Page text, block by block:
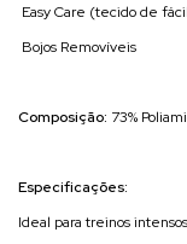
Easy Care (tecido de
Bojos Removíveis
Composição: 73%
Especificações:
Ideal para treinos